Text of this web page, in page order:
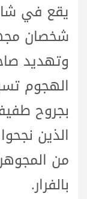
يقع في
شخصان
وتهديد
الهجوم
بجروح
الذين
من
بالفرار.